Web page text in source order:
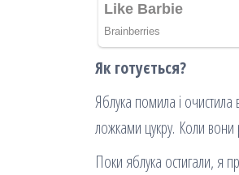
Як готується?
Яблука помила і очистила
ложками цукру. Коли
Поки яблука остигали, я